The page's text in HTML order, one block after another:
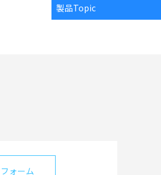
製品Topic
ォーム